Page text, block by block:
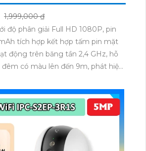
1,999,000 ₫
độ phân giải Full HD 1080P, pin
tích hợp kết hợp tấm pin mặt
động trên băng tần 2,4 GHz, hỗ
có màu lên đến 9m, phát hiện
lên đến 512GB.